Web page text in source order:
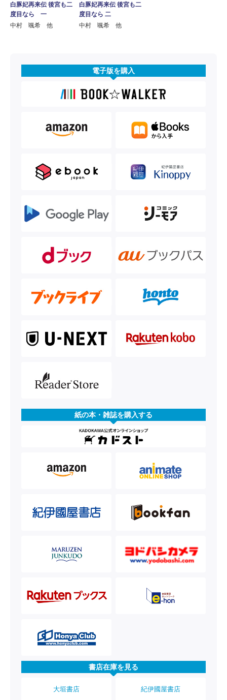
白豚妃再来伝 後宮も二
度目なら 一
中村 颯希 他
白豚妃再来伝 後宮も二
度目なら 二
中村 颯希 他
電子版を購入
紙の本・雑誌を購入する
書店在庫を見る
大垣書店 紀伊國屋書店